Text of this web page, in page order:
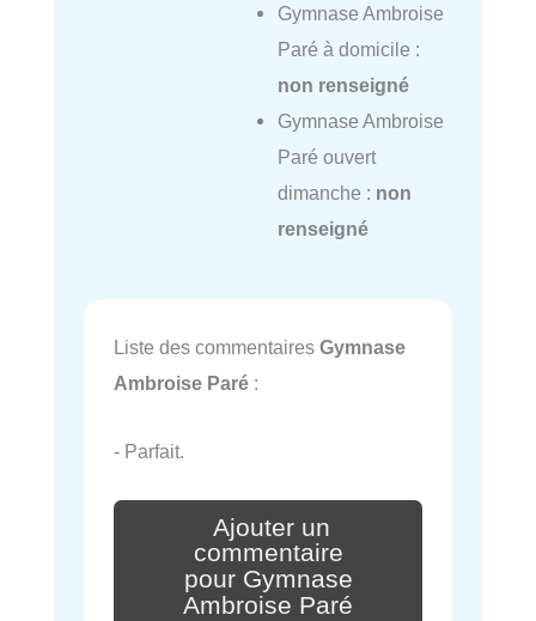
Gymnase Ambroise
Paré à domicile :
non renseigné
Gymnase Ambroise
Paré ouvert
dimanche : non
renseigné
Liste des commentaires Gymnase
Ambroise Paré :
- Parfait.
Ajouter un
commentaire
pour Gymnase
Ambroise Paré